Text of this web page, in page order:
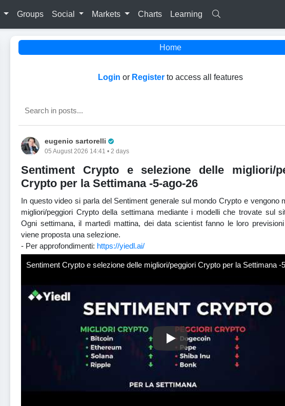
Groups Social Markets Charts Learning
Home
Login or Register to access all features
eugenio sartorelli
05 August 2026 14:41 • 2 days
Sentiment Crypto e selezione delle migliori/
Crypto per la Settimana -5-ago-26
In questo video si parla del Sentiment generale sul mondo Crypto e vengono
migliori/peggiori Crypto della settimana mediante i modelli che trovate sul
Ogni settimana, il martedì mattina, dei data scientist fanno le loro
viene proposta una selezione.
- Per approfondimenti: https://yiedl.ai/
Sentiment Crypto e selezione delle migliori/peggiori Crypto per la Settimana -
Sentiment Crypto e selezione